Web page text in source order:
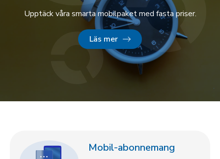
Upptäck våra smarta mobilpaket med fasta priser.
Läs mer
Mobil-abonnemang